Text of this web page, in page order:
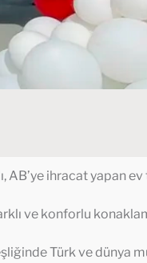
AB’ye ihracat yapan
ve konforlu
Türk ve dünya